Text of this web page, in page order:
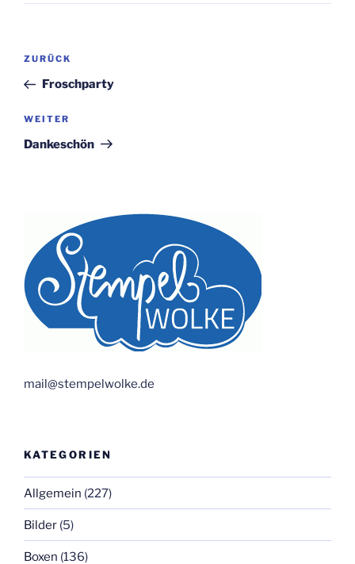
Beitragsnavigation
Vorheriger
Beitrag
ZURÜCK
Froschparty
Nächster
Beitrag
WEITER
Dankeschön
mail@stempelwolke.de
KATEGORIEN
Allgemein (227)
Bilder (5)
Boxen (136)